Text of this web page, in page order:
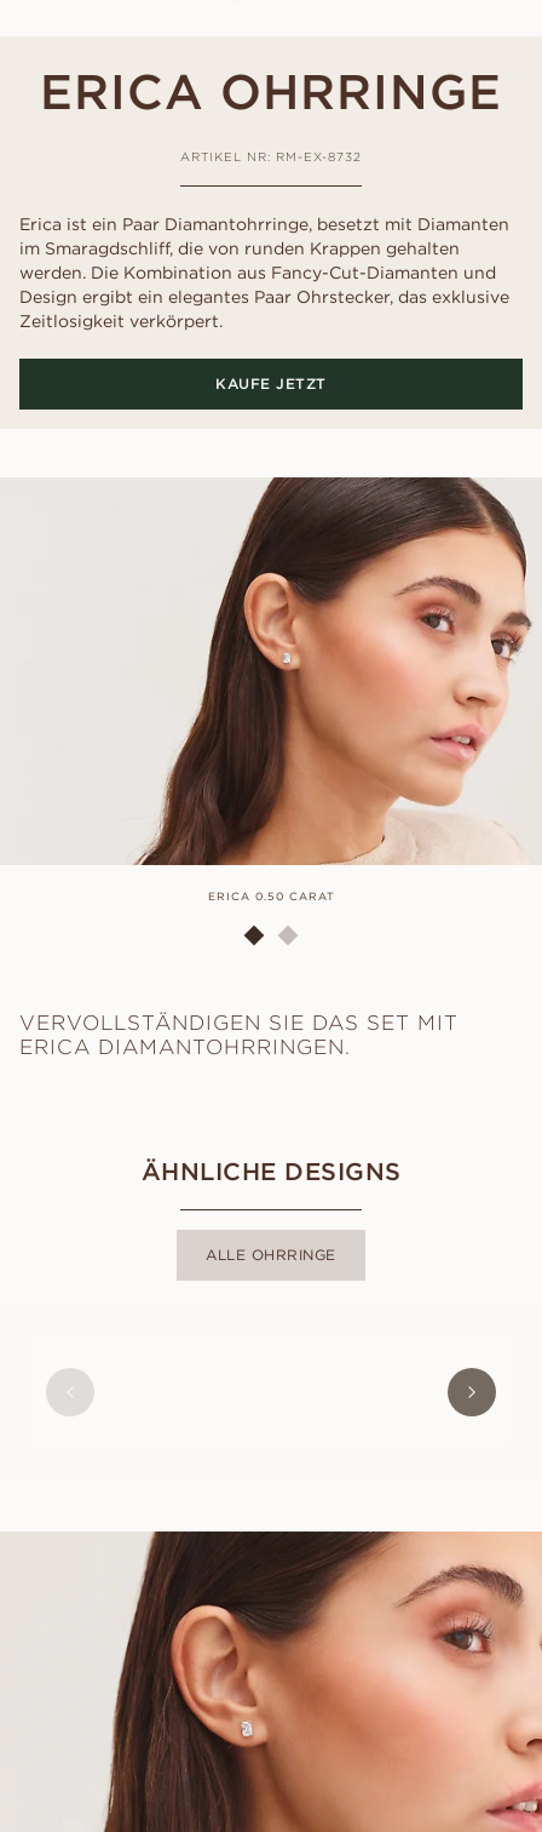
ERICA OHRRINGE
ARTIKEL NR: RM-EX-8732
Erica ist ein Paar Diamantohrringe, besetzt mit Diamanten
im Smaragdschliff, die von runden Krappen gehalten
werden. Die Kombination aus Fancy-Cut-Diamanten und
Design ergibt ein elegantes Paar Ohrstecker, das exklusive
Zeitlosigkeit verkörpert.
KAUFE JETZT
ERICA 0.50 CARAT
VERVOLLSTÄNDIGEN SIE DAS SET MIT
ERICA DIAMANTOHRRINGEN.
ÄHNLICHE DESIGNS
ALLE OHRRINGE